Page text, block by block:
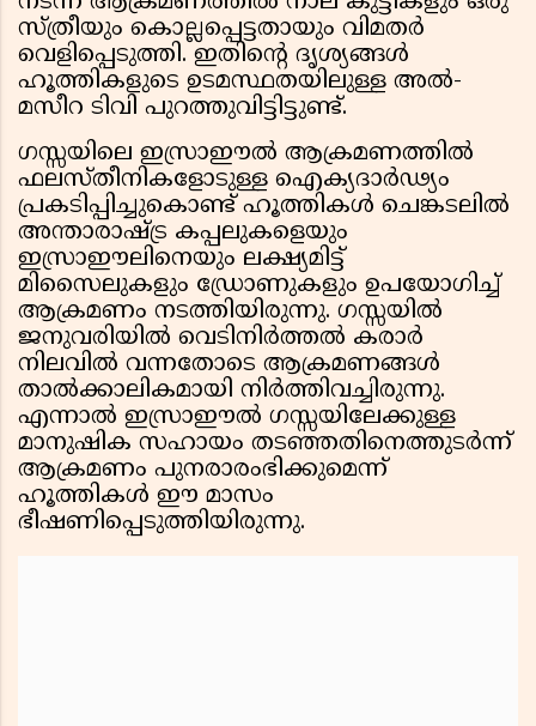
സ്ത്രീയും കൊല്ലപ്പെട്ടതായും വിമതർ
വെളിപ്പെടുത്തി. ഇതിൻ്റെ ദൃശ്യങ്ങൾ
ഹൂത്തികളുടെ ഉടമസ്ഥതയിലുള്ള അൽ-
മസീറ ടിവി പുറത്തുവിട്ടിട്ടുണ്ട്.
ഗസ്സയിലെ ഇസ്രാഈൽ ആക്രമണത്തിൽ
ഫലസ്തീനികളോടുള്ള ഐക്യദാർഢ്യം
പ്രകടിപ്പിച്ചുകൊണ്ട് ഹൂത്തികൾ ചെങ്കടലിൽ
അന്താരാഷ്ട്ര കപ്പലുകളെയും
ഇസ്രാഈലിനെയും ലക്ഷ്യമിട്ട്
മിസൈലുകളും ഡ്രോണുകളും ഉപയോഗിച്ച്
ആക്രമണം നടത്തിയിരുന്നു. ഗസ്സയിൽ
ജനുവരിയിൽ വെടിനിർത്തൽ കരാർ
നിലവിൽ വന്നതോടെ ആക്രമണങ്ങൾ
താൽക്കാലികമായി നിർത്തിവച്ചിരുന്നു.
എന്നാൽ ഇസ്രാഈൽ ഗസ്സയിലേക്കുള്ള
മാനുഷിക സഹായം തടഞ്ഞതിനെത്തുടർന്ന്
ആക്രമണം പുനരാരംഭിക്കുമെന്ന്
ഹൂത്തികൾ ഈ മാസം
ഭീഷണിപ്പെടുത്തിയിരുന്നു.